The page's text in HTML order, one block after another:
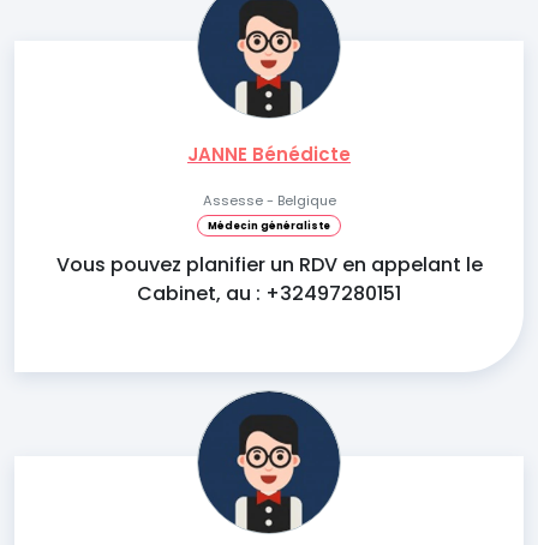
JANNE Bénédicte
Assesse - Belgique
Médecin généraliste
Vous pouvez planifier un RDV en appelant le
Cabinet, au : +32497280151